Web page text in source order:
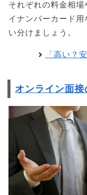
それぞれの料金相
イナンバーカード
い分けましょう。
「高い？
オンライン面接